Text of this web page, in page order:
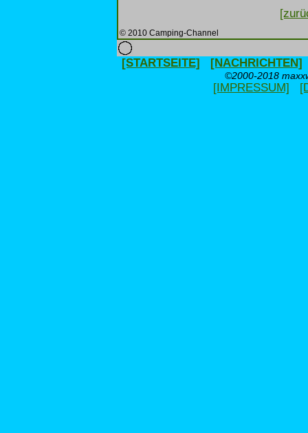
© 2010 Camping-Channel
[STARTSEITE] [NACHRICHTEN]
©2000-2018
[IMPRESSUM]